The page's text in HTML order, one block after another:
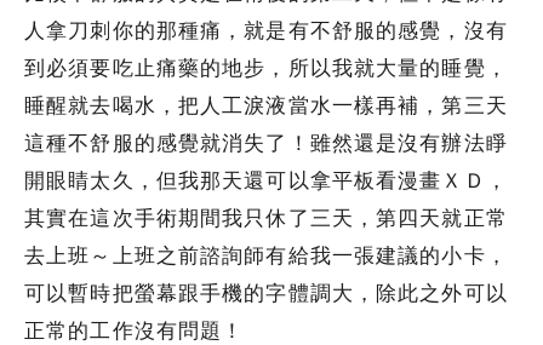
人拿刀刺你的那種痛，就是有不舒服的感覺，沒有
到必須要吃止痛藥的地步，所以我就大量的睡覺，
睡醒就去喝水，把人工淚液當水一樣再補，第三天
這種不舒服的感覺就消失了！雖然還是沒有辦法睜
開眼睛太久，但我那天還可以拿平板看漫畫ＸＤ，
其實在這次手術期間我只休了三天，第四天就正常
去上班～上班之前諮詢師有給我一張建議的小卡，
可以暫時把螢幕跟手機的字體調大，除此之外可以
正常的工作沒有問題！